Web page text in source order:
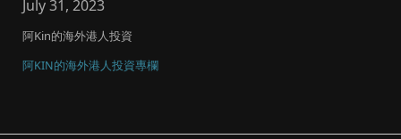
July 31, 2023
阿Kin的海外港人投資
阿KIN的海外港人投資專欄